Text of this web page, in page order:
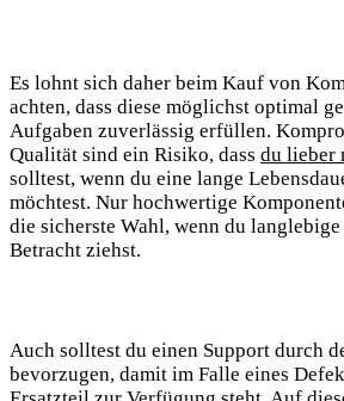
Es lohnt sich daher​ beim ⁢Kauf von
achten, dass diese möglichst optimal
Aufgaben zuverlässig erfüllen.
Qualität sind ein Risiko, dass du lieber
solltest, wenn du eine lange
möchtest. Nur hochwertige
die sicherste Wahl, wenn​ du
Betracht ziehst.
Auch solltest du einen Support durch
bevorzugen, damit im Falle eines